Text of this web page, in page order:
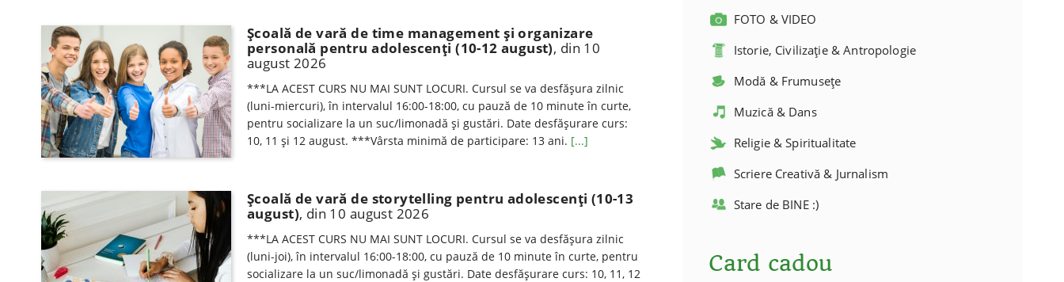
Şcoală de vară de time management şi organizare
personală pentru adolescenţi (10-12 august), din 10
august 2026
***LA ACEST CURS NU MAI SUNT LOCURI. Cursul se va desfăşura zilnic
(luni-miercuri), în intervalul 16:00-18:00, cu pauză de 10 minute în curte,
pentru socializare la un suc/limonadă şi gustări. Date desfăşurare curs:
10, 11 şi 12 august. ***Vârsta minimă de participare: 13 ani. [...]
Şcoală de vară de storytelling pentru adolescenţi (10-13
august), din 10 august 2026
***LA ACEST CURS NU MAI SUNT LOCURI. Cursul se va desfăşura zilnic
(luni-joi), în intervalul 16:00-18:00, cu pauză de 10 minute în curte, pentru
socializare la un suc/limonadă şi gustări. Date desfăşurare curs: 10, 11, 12
FOTO & VIDEO
Istorie, Civilizație & Antropologie
Modă & Frumusețe
Muzică & Dans
Religie & Spiritualitate
Scriere Creativă & Jurnalism
Stare de BINE :)
Card cadou